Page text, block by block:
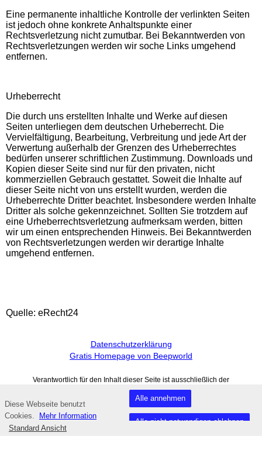
Eine permanente inhaltliche Kontrolle der verlinkten Seiten
ist jedoch ohne konkrete Anhaltspunkte einer
Rechtsverletzung nicht zumutbar. Bei Bekanntwerden von
Rechtsverletzungen werden wir soche Links umgehend
entfernen.
Urheberrecht
Die durch uns erstellten Inhalte und Werke auf diesen
Seiten unterliegen dem deutschen Urheberrecht. Die
Vervielfältigung, Bearbeitung, Verbreitung und jede Art der
Verwertung außerhalb der Grenzen des Urheberrechtes
bedürfen unserer schriftlichen Zustimmung. Downloads und
Kopien dieser Seite sind nur für den privaten, nicht
kommerziellen Gebrauch gestattet. Soweit die Inhalte auf
dieser Seite nicht von uns erstellt wurden, werden die
Urheberrechte Dritter beachtet. Insbesondere werden Inhalte
Dritter als solche gekennzeichnet. Sollten Sie trotzdem auf
eine Urheberrechtsverletzung aufmerksam werden, bitten
wir um einen entsprechenden Hinweis. Bei Bekanntwerden
von Rechtsverletzungen werden wir derartige Inhalte
umgehend entfernen.
Quelle: eRecht24
Datenschutzerklärung
Gratis Homepage von Beepworld
Verantwortlich für den Inhalt dieser Seite ist ausschließlich der
Autor dieser Homepage, kontaktierbar überdieses Formular!
Fußzeile
Standard Ansicht
Diese Webseite benutzt
Cookies.
Mehr Information
Alle annehmen
Alle nicht notwendigen ablehnen